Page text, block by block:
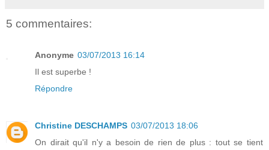
5 commentaires:
Anonyme 03/07/2013 16:14
Il est superbe !
Répondre
Christine DESCHAMPS 03/07/2013 18:06
On dirait qu'il n'y a besoin de rien de plus : tout se tient